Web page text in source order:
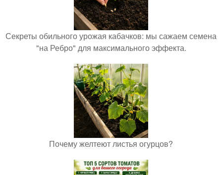
Секреты обильного урожая кабачков: мы сажаем семена
"на Ребро" для максимального эффекта.
Почему желтеют листья огурцов?